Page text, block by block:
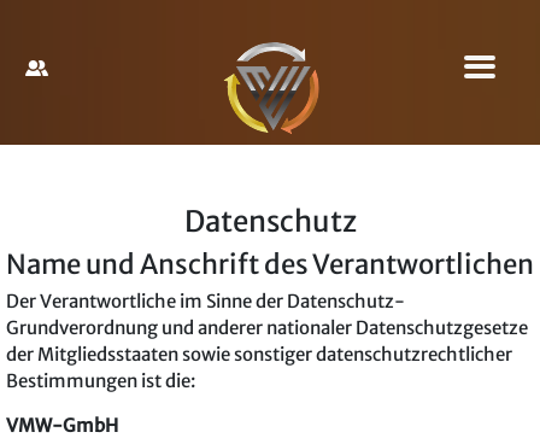
Datenschutz
Name und Anschrift des Verantwortlichen
Der Verantwortliche im Sinne der Datenschutz-
Grundverordnung und anderer nationaler Datenschutzgesetze
der Mitgliedsstaaten sowie sonstiger datenschutzrechtlicher
Bestimmungen ist die:
VMW-GmbH